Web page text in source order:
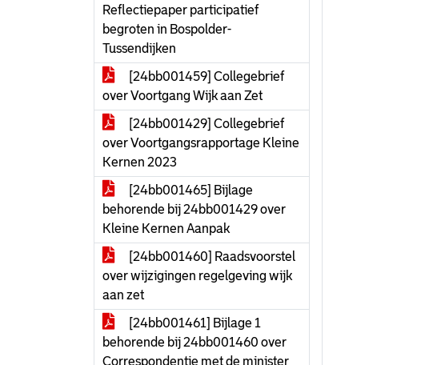
Reflectiepaper participatief
begroten in Bospolder-
Tussendijken
[24bb001459] Collegebrief
over Voortgang Wijk aan Zet
[24bb001429] Collegebrief
over Voortgangsrapportage Kleine
Kernen 2023
[24bb001465] Bijlage
behorende bij 24bb001429 over
Kleine Kernen Aanpak
[24bb001460] Raadsvoorstel
over wijzigingen regelgeving wijk
aan zet
[24bb001461] Bijlage 1
behorende bij 24bb001460 over
Correspondentie met de minister